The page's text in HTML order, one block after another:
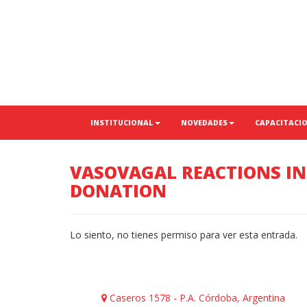
INSTITUCIONAL NOVEDADES
VASOVAGAL REACTIONS
DONATION
Lo siento, no tienes permiso para ver esta entrada.
Caseros 1578 - P.A. Córdoba, Argentina